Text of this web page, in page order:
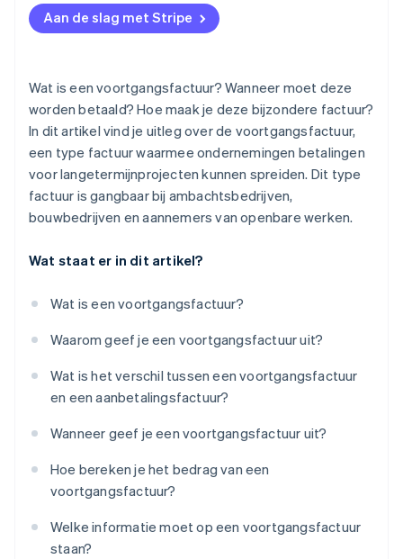
Aan de slag met Stripe
Wat is een voortgangsfactuur? Wanneer moet deze
worden betaald? Hoe maak je deze bijzondere factuur?
In dit artikel vind je uitleg over de voortgangsfactuur,
een type factuur waarmee ondernemingen betalingen
voor langetermijnprojecten kunnen spreiden. Dit type
factuur is gangbaar bij ambachtsbedrijven,
bouwbedrijven en aannemers van openbare werken.
Wat staat er in dit artikel?
Wat is een voortgangsfactuur?
Waarom geef je een voortgangsfactuur uit?
Wat is het verschil tussen een voortgangsfactuur
en een aanbetalingsfactuur?
Wanneer geef je een voortgangsfactuur uit?
Hoe bereken je het bedrag van een
voortgangsfactuur?
Welke informatie moet op een voortgangsfactuur
staan?